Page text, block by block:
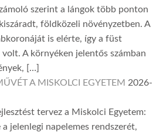
szerint a lángok több ponton
földközeli növényzetben. A
is elérte, így a füst
A környéken jelentős számban
[…]
A MISKOLCI EGYETEM 2026-
tervez a Miskolci Egyetem:
jelenlegi napelemes rendszerét,